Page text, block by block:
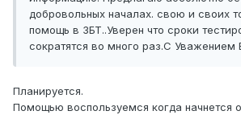
добровольных началах. свою и своих
помощь в ЗБТ..Уверен что сроки
сократятся во много раз.С Уважением
Планируется.
Помощью воспользуемся когда начнется